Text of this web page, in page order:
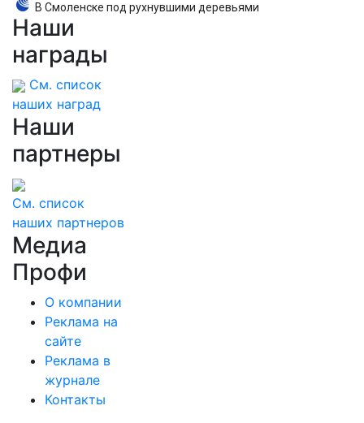
В Смоленске под рухнувшими деревьями
погибли ребенок и женщина
Наши
награды
См. список
наших наград
Наши
партнеры
См. список
наших партнеров
Медиа
Профи
О компании
Реклама на
сайте
Реклама в
журнале
Контакты